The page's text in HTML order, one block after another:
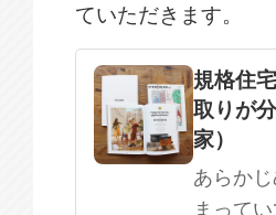
ていただきます。
規格住宅
注
SOWOOD
まだ何も決まっ
規格住
取りが
家）
あらか
まって